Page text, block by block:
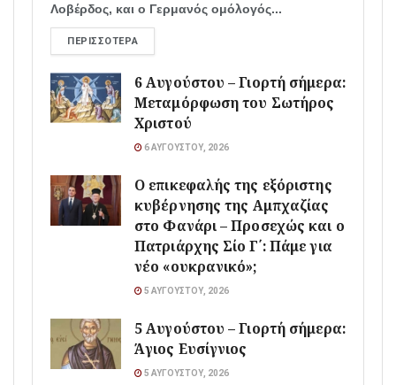
Λοβέρδος, και ο Γερμανός ομόλογός...
ΠΕΡΙΣΣΌΤΕΡΑ
6 Αυγούστου – Γιορτή σήμερα:
Μεταμόρφωση του Σωτήρος
Χριστού
6 ΑΥΓΟΎΣΤΟΥ, 2026
Ο επικεφαλής της εξόριστης
κυβέρνησης της Αμπχαζίας
στο Φανάρι – Προσεχώς και ο
Πατριάρχης Σίο Γ΄: Πάμε για
νέο «ουκρανικό»;
5 ΑΥΓΟΎΣΤΟΥ, 2026
5 Αυγούστου – Γιορτή σήμερα:
Άγιος Ευσίγνιος
5 ΑΥΓΟΎΣΤΟΥ, 2026